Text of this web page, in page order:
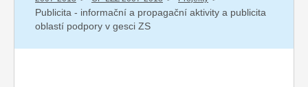
Publicita - informační a propagační aktivity a publicita
oblastí podpory v gesci ZS